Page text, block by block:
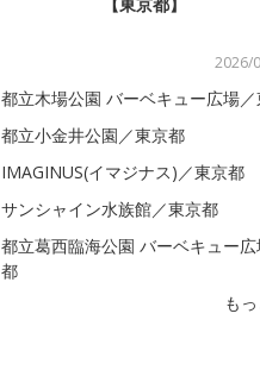
2026/
都立木場公園 バーベキュー広場
都立小金井公園／東京都
IMAGINUS(イマジナス)／東京都
サンシャイン水族館／東京都
都立葛西臨海公園 バーベキュー
都
も